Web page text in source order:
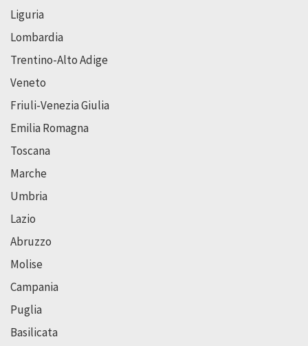
Liguria
Lombardia
Trentino-Alto Adige
Veneto
Friuli-Venezia Giulia
Emilia Romagna
Toscana
Marche
Umbria
Lazio
Abruzzo
Molise
Campania
Puglia
Basilicata